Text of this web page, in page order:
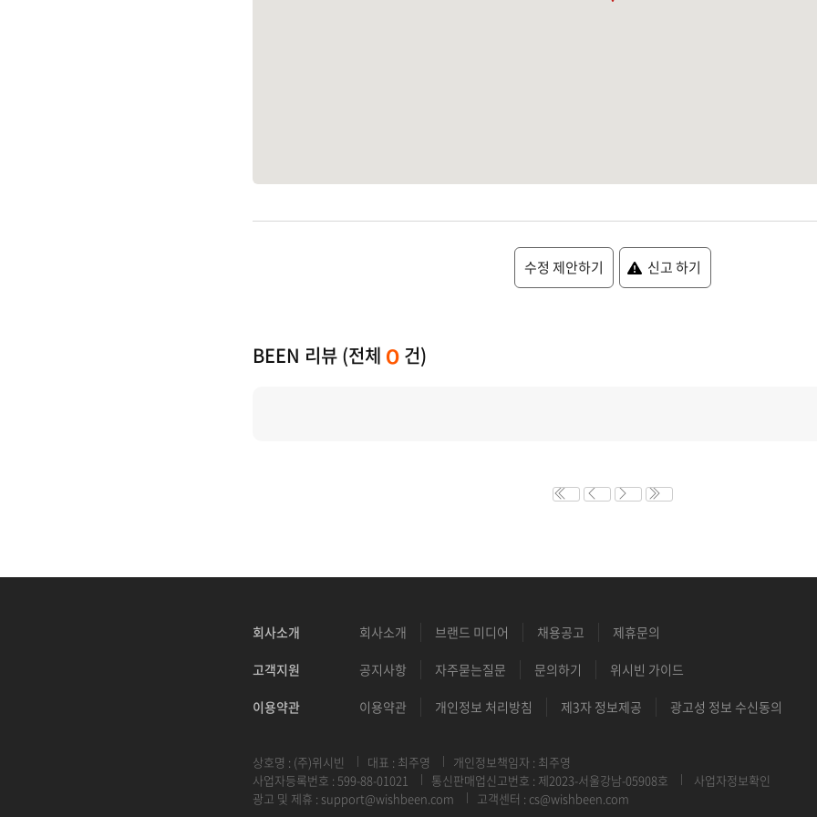
수정 제안하기 신고 하기
BEEN 리뷰 (전체 0 건)
회사소개 회사소개 브랜드 미디어 채용공고 제휴문의
고객지원 공지사항 자주묻는질문 문의하기 위시빈 가이드
이용약관 이용약관 개인정보 처리방침 제3자 정보제공 광고성 정보 수신동의
상호명 : (주)위시빈 대표 : 최주영
개인정보책임자 : 최주영
사업자등록번호 : 599-88-01021
통신판매업신고번호 : 제2023-서울강남-05908호
사업자정보확인
광고 및 제휴 : support@wishbeen.com 고객센터 : cs@wishbeen.com